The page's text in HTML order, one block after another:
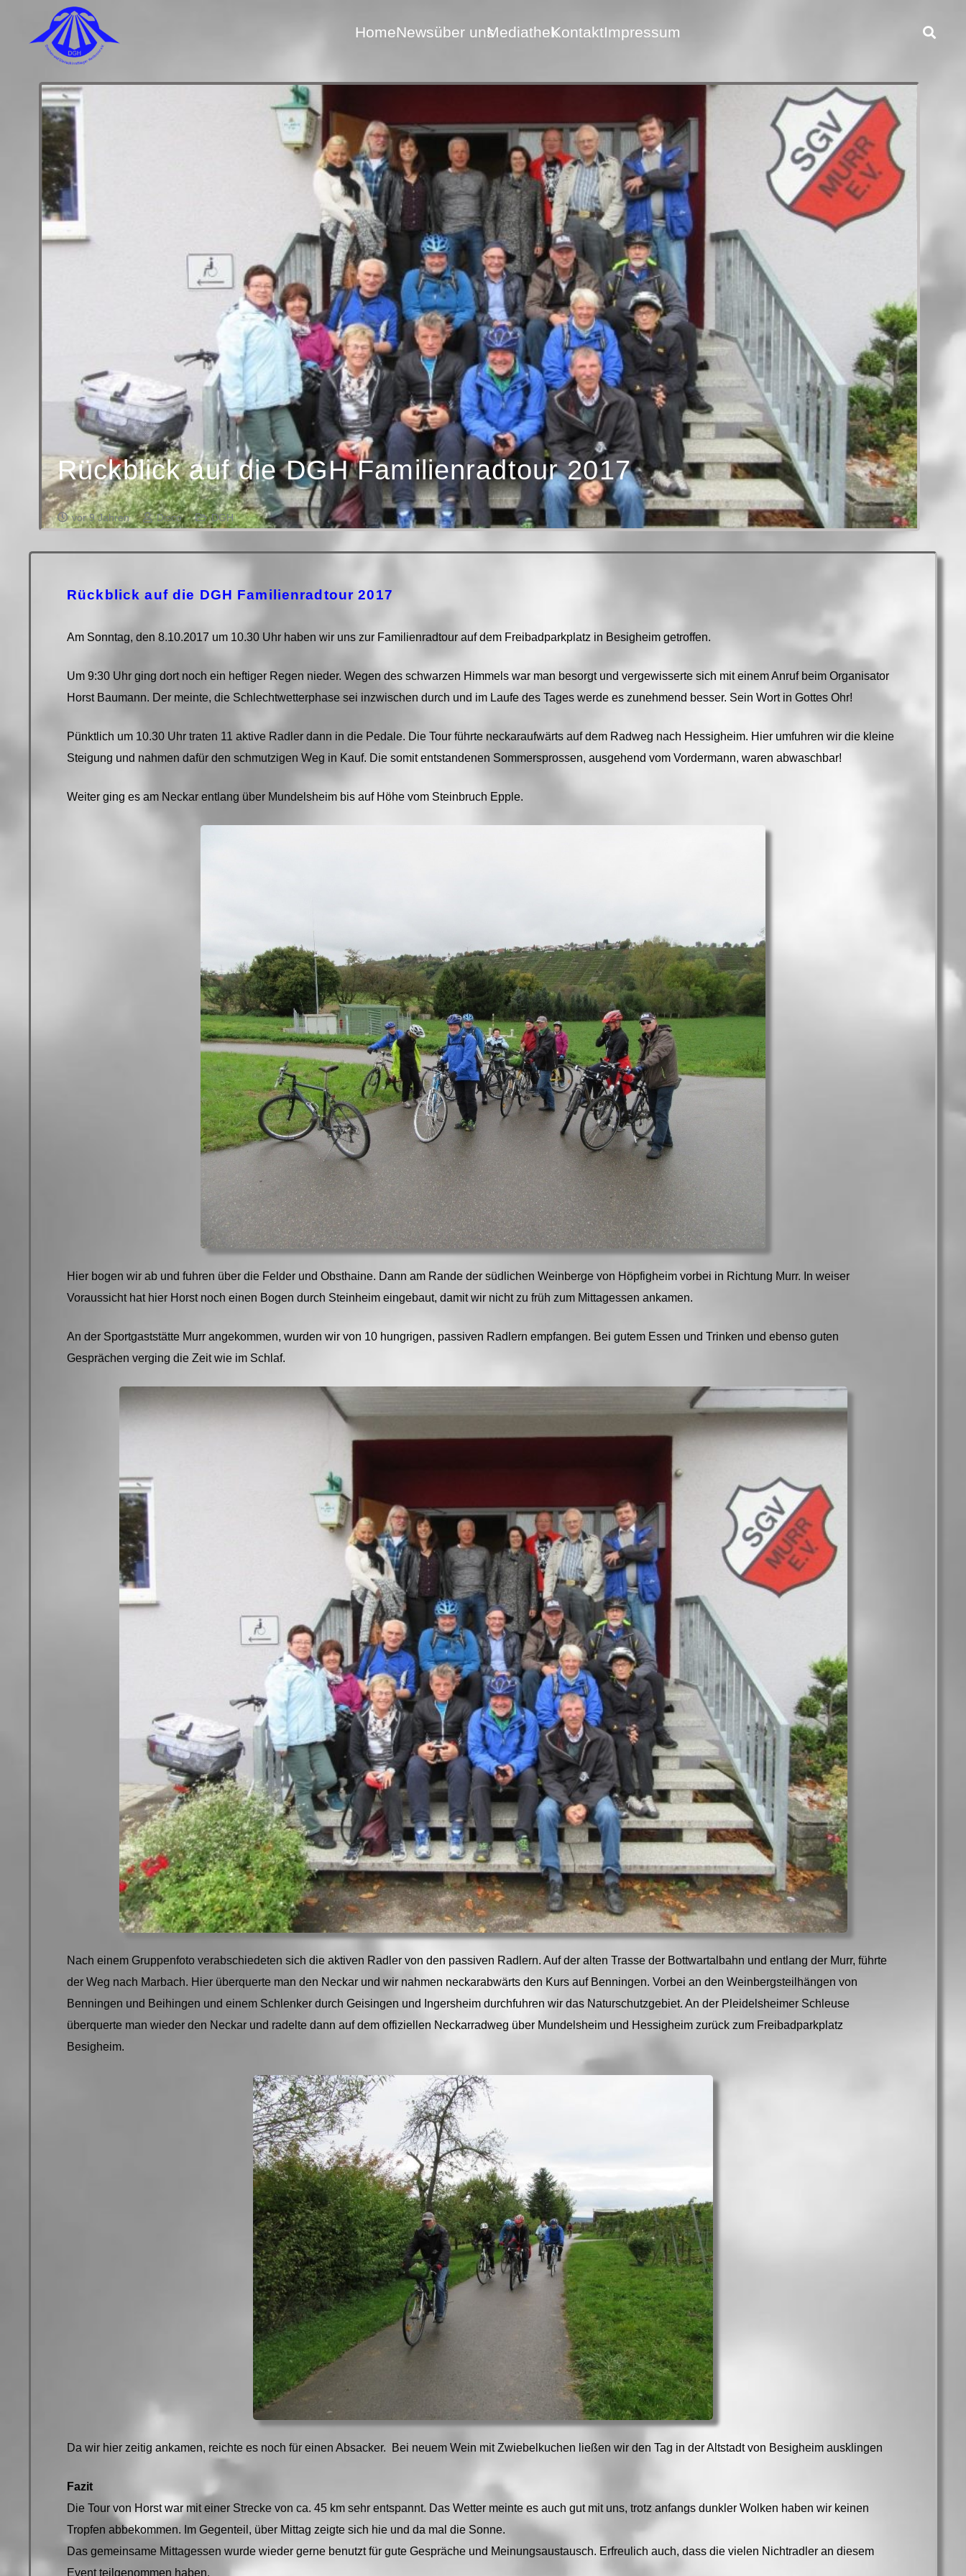
HomeNewsüber unsMediathekKontaktImpressum
Rückblick auf die DGH Familienradtour 2017
vor 9 Jahren Disco DGH
Rückblick auf die DGH Familienradtour 2017
Am Sonntag, den 8.10.2017 um 10.30 Uhr haben wir uns zur Familienradtour auf dem Freibadparkplatz in Besigheim getroffen.
Um 9:30 Uhr ging dort noch ein heftiger Regen nieder. Wegen des schwarzen Himmels war man besorgt und vergewisserte sich mit einem Anruf beim Organisator
Horst Baumann. Der meinte, die Schlechtwetterphase sei inzwischen durch und im Laufe des Tages werde es zunehmend besser. Sein Wort in Gottes Ohr!
Pünktlich um 10.30 Uhr traten 11 aktive Radler dann in die Pedale. Die Tour führte neckaraufwärts auf dem Radweg nach Hessigheim. Hier umfuhren wir die kleine
Steigung und nahmen dafür den schmutzigen Weg in Kauf. Die somit entstandenen Sommersprossen, ausgehend vom Vordermann, waren abwaschbar!
Weiter ging es am Neckar entlang über Mundelsheim bis auf Höhe vom Steinbruch Epple.
Hier bogen wir ab und fuhren über die Felder und Obsthaine. Dann am Rande der südlichen Weinberge von Höpfigheim vorbei in Richtung Murr. In weiser
Voraussicht hat hier Horst noch einen Bogen durch Steinheim eingebaut, damit wir nicht zu früh zum Mittagessen ankamen.
An der Sportgaststätte Murr angekommen, wurden wir von 10 hungrigen, passiven Radlern empfangen. Bei gutem Essen und Trinken und ebenso guten
Gesprächen verging die Zeit wie im Schlaf.
Nach einem Gruppenfoto verabschiedeten sich die aktiven Radler von den passiven Radlern. Auf der alten Trasse der Bottwartalbahn und entlang der Murr, führte
der Weg nach Marbach. Hier überquerte man den Neckar und wir nahmen neckarabwärts den Kurs auf Benningen. Vorbei an den Weinbergsteilhängen von
Benningen und Beihingen und einem Schlenker durch Geisingen und Ingersheim durchfuhren wir das Naturschutzgebiet. An der Pleidelsheimer Schleuse
überquerte man wieder den Neckar und radelte dann auf dem offiziellen Neckarradweg über Mundelsheim und Hessigheim zurück zum Freibadparkplatz
Besigheim.
Da wir hier zeitig ankamen, reichte es noch für einen Absacker. Bei neuem Wein mit Zwiebelkuchen ließen wir den Tag in der Altstadt von Besigheim ausklingen
Fazit
Die Tour von Horst war mit einer Strecke von ca. 45 km sehr entspannt. Das Wetter meinte es auch gut mit uns, trotz anfangs dunkler Wolken haben wir keinen
Tropfen abbekommen. Im Gegenteil, über Mittag zeigte sich hie und da mal die Sonne.
Das gemeinsame Mittagessen wurde wieder gerne benutzt für gute Gespräche und Meinungsaustausch. Erfreulich auch, dass die vielen Nichtradler an diesem
Event teilgenommen haben.